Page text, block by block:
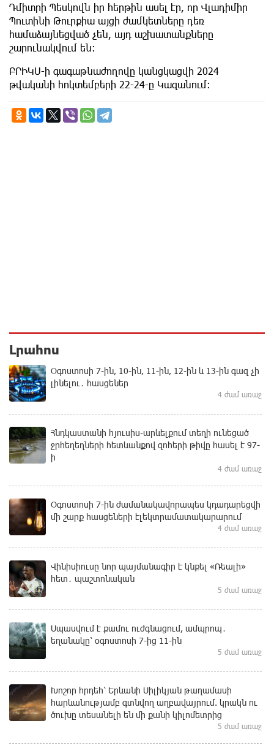
Դմիտրի Պեսկովն իր հերթին ասել էր, որ Վլադիմիր
Պուտինի Թուրքիա այցի ժամկետները դեռ
համաձայնեցված չեն, այդ աշխատանքները
շարունակվում են։
ԲՐԻԿՍ-ի գագաթնաժողովը կանցկացվի 2024
թվականի հոկտեմբերի 22-24-ը Կազանում։
Լրահոս
Օգոստոսի 7-ին, 10-ին, 11-ին, 12-ին և 13-ին գազ չի
լինելու․ հասցեներ
4 ժամ առաջ
Հնդկաստանի հյուսիս-արևելքում տեղի ունեցած
ջրհեղեղների հետևանքով զոհերի թիվը հասել է 97-
ի
4 ժամ առաջ
Օգոստոսի 7-ին ժամանակավորապես կդադարեցվի
մի շարք հասցեների էլեկտրամատակարարում
4 ժամ առաջ
Վինիսիուսը նոր պայմանագիր է կնքել «Ռեալի»
հետ․ պաշտոնական
5 ժամ առաջ
Սպասվում է քամու ուժգնացում, ամպրոպ․
եղանակը՝ օգոստոսի 7-ից 11-ին
5 ժամ առաջ
Խոշոր հրդեհ՝ Երևանի Սիլիկյան թաղամասի
հարևանությամբ գտնվող աղբավայրում. կրակն ու
ծուխը տեսանելի են մի քանի կիլոմետրից
5 ժամ առաջ